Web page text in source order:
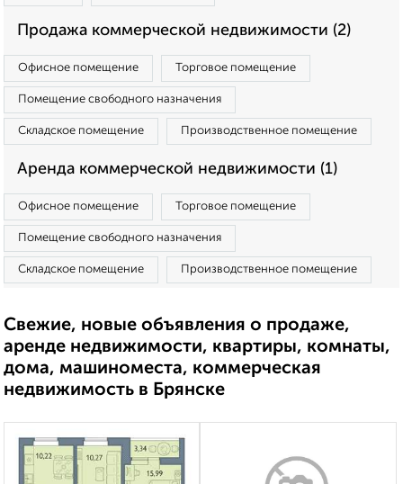
Продажа коммерческой недвижимости (2)
Офисное помещение Торговое помещение
Помещение свободного назначения
Складское помещение Производственное помещение
Аренда коммерческой недвижимости (1)
Офисное помещение Торговое помещение
Помещение свободного назначения
Складское помещение Производственное помещение
Свежие, новые объявления о продаже,
аренде недвижимости, квартиры, комнаты,
дома, машиноместа, коммерческая
недвижимость в Брянске